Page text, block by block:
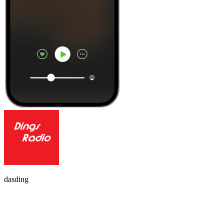
dasding